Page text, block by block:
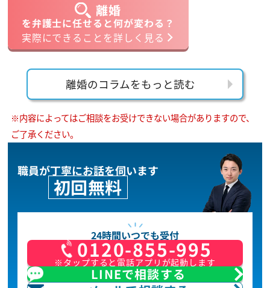
離婚
を弁護士に任せると何が変わる？
実際にできることを詳しく見る
離婚のコラムをもっと読む
※内容によってはご相談をお受けできない場合がありますので、
ご了承ください。
職員が丁寧にお話を伺います
初回無料
24時間いつでも受付
0120-855-995
※タップすると電話アプリが起動します
LINEで相談する